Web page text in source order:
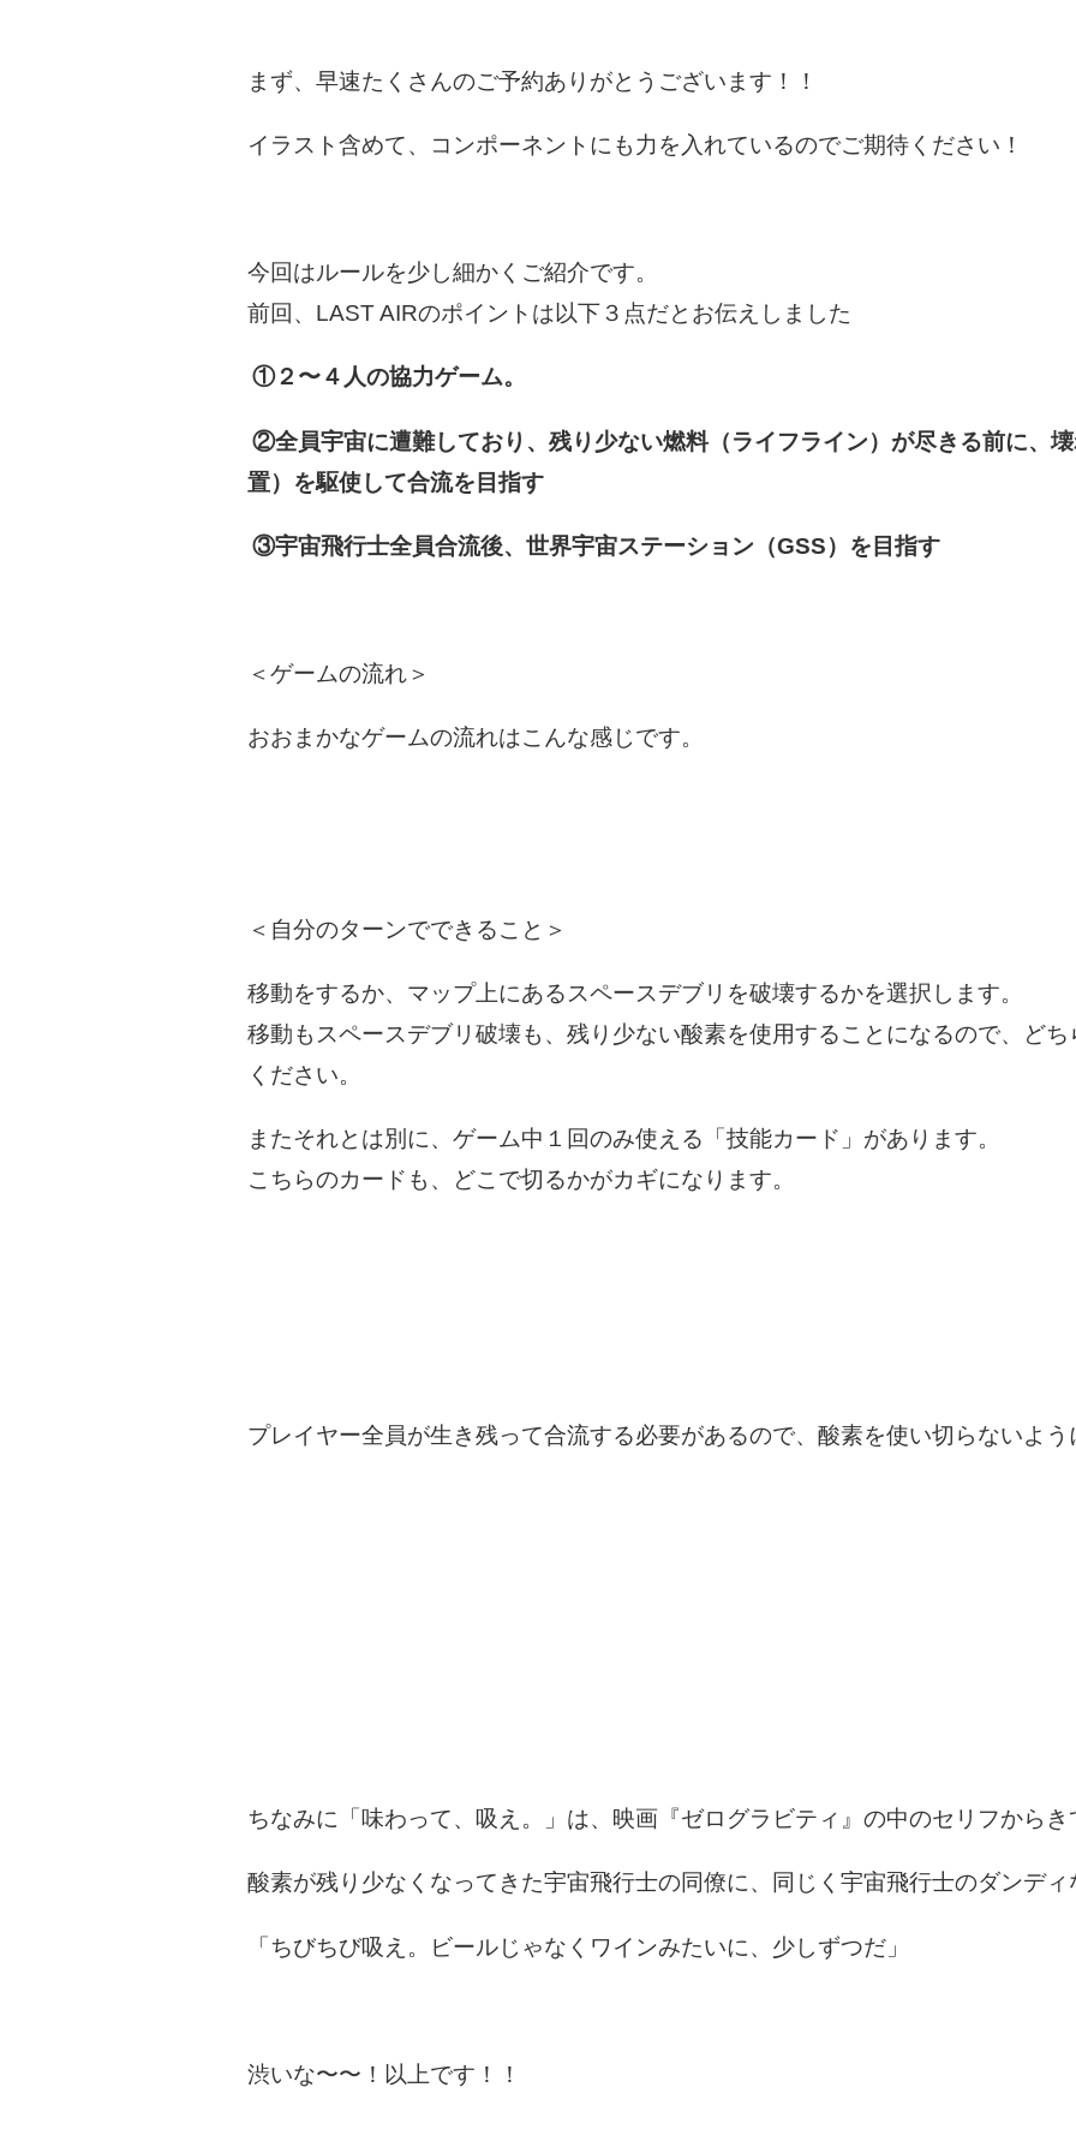
まず、早速たくさんのご予約ありがとうございます！！
イラスト含めて、コンポーネントにも力を入れているのでご期待ください！
今回はルールを少し細かくご紹介です。
前回、LAST AIRのポイントは以下３点だとお伝えしました
①２〜４人の協力ゲーム。
②全員宇宙に遭難しており、残り少ない燃料（ライフライン）が尽きる前に、
置）を駆使して合流を目指す
③宇宙飛行士全員合流後、世界宇宙ステーション（GSS）を目指す
＜ゲームの流れ＞
おおまかなゲームの流れはこんな感じです。
＜自分のターンでできること＞
移動をするか、マップ上にあるスペースデブリを破壊するかを選択します。
移動もスペースデブリ破壊も、残り少ない酸素を使用することになるので、ど
ください。
またそれとは別に、ゲーム中１回のみ使える「技能カード」があります。
こちらのカードも、どこで切るかがカギになります。
プレイヤー全員が生き残って合流する必要があるので、酸素を使い切らないよう
ちなみに「味わって、吸え。」は、映画『ゼログラビティ』の中のセリフからき
酸素が残り少なくなってきた宇宙飛行士の同僚に、同じく宇宙飛行士のダンデ
「ちびちび吸え。ビールじゃなくワインみたいに、少しずつだ」
渋いな〜〜！以上です！！